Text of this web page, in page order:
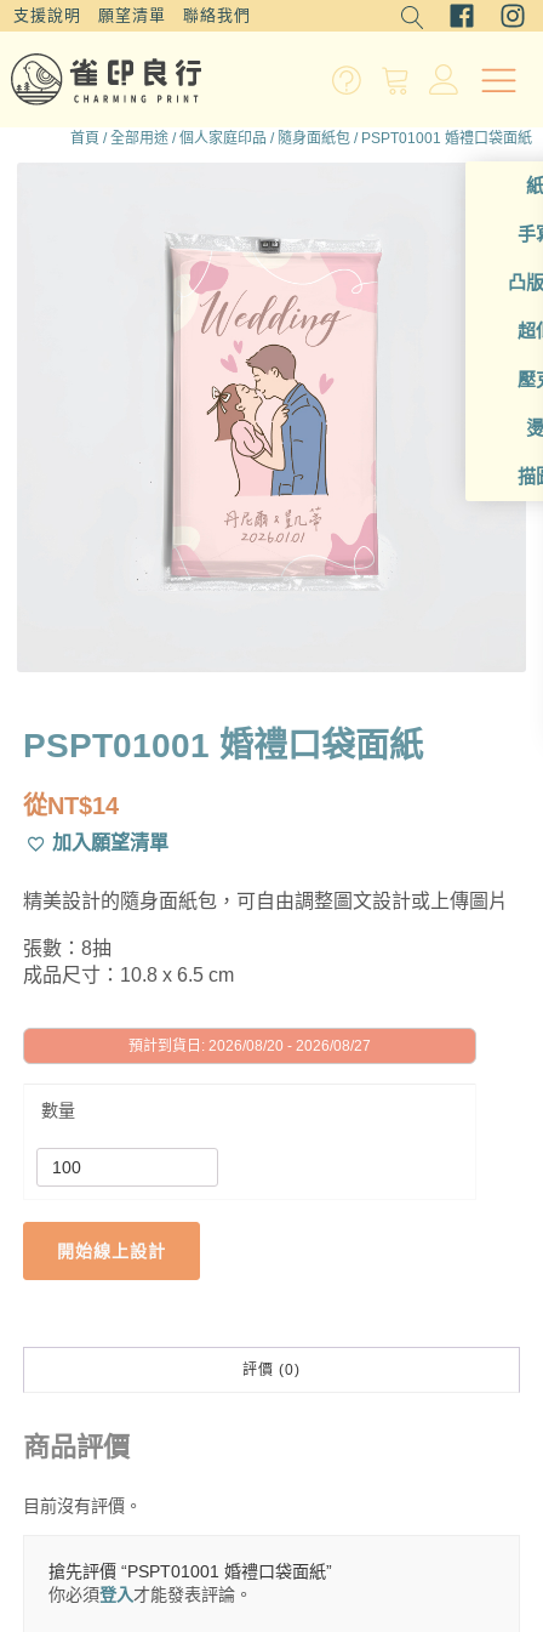
支援說明 願望清單 聯絡我們
手
凸
超
壓
描
首頁 /全部用途 /個人家庭印品 / 隨身面紙包 / PSPT01001 婚禮口袋面紙
PSPT01001 婚禮口袋面紙
從NT$14
加入願望清單
精美設計的隨身面紙包，可自由調整圖文設計或上傳圖片
張數：8抽
成品尺寸：10.8 x 6.5 cm
預計到貨日: 2026/08/20 - 2026/08/27
數量
開始線上設計
評價 (0)
商品評價
目前沒有評價。
搶先評價 “PSPT01001 婚禮口袋面紙”
你必須登入才能發表評論。